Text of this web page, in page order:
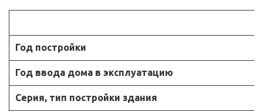
Год постройки
Год ввода дома в эксплуатацию
Серия, тип постройки здания